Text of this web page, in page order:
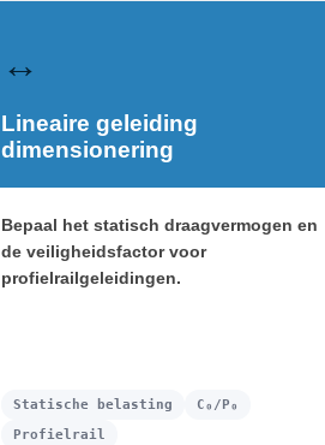
↔️
Lineaire geleiding
dimensionering
Bepaal het statisch draagvermogen en
de veiligheidsfactor voor
profielrailgeleidingen.
Statische belasting
C₀/P₀
Profielrail